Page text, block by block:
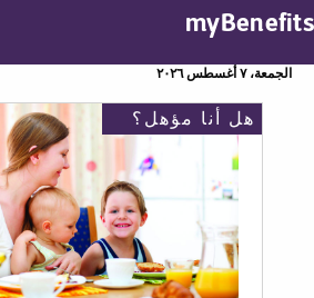
myBenefits
الجمعة، ٧ أغسطس ٢٠٢٦
هل أنا مؤهل؟